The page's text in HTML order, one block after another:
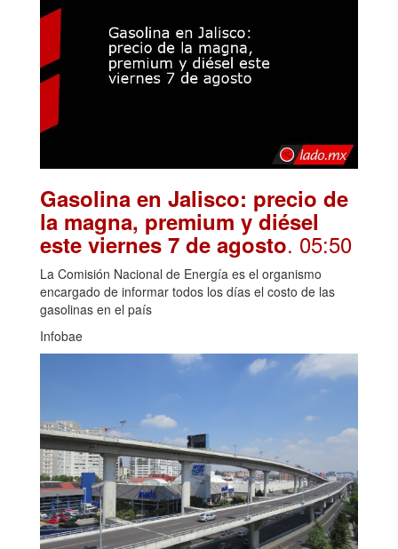
Gasolina en Jalisco: precio de
la magna, premium y diésel
este viernes 7 de agosto. 05:50
La Comisión Nacional de Energía es el organismo
encargado de informar todos los días el costo de las
gasolinas en el país
Infobae